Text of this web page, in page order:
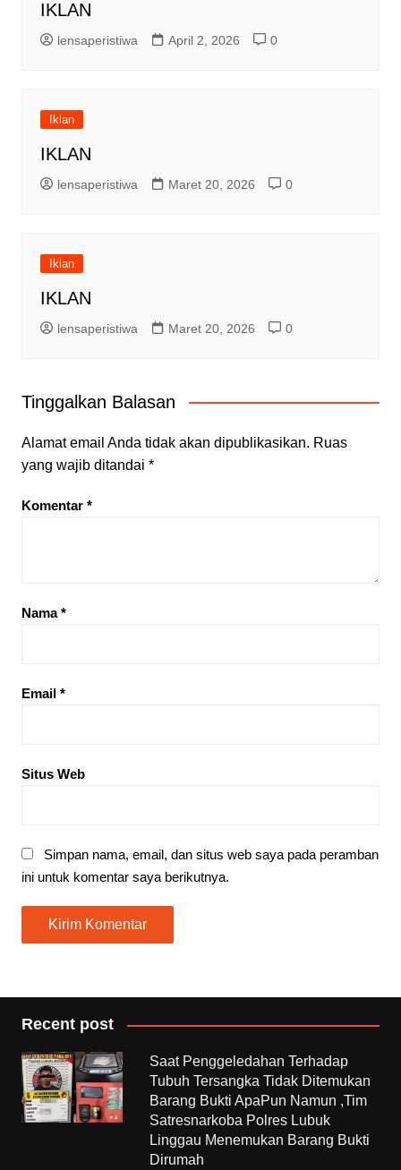
IKLAN
lensaperistiwa April 2, 2026 0
Iklan
IKLAN
lensaperistiwa Maret 20, 2026 0
Iklan
IKLAN
lensaperistiwa Maret 20, 2026 0
Tinggalkan Balasan
Alamat email Anda tidak akan dipublikasikan. Ruas
yang wajib ditandai *
Komentar *
Nama*
Email *
Situs Web
Simpan nama, email, dan situs web saya pada peramban
ini untuk komentar saya berikutnya.
Recent post
Saat Penggeledahan Terhadap
Tubuh Tersangka Tidak Ditemukan
Barang Bukti ApaPun Namun ,Tim
Satresnarkoba Polres Lubuk
Linggau Menemukan Barang Bukti
Dirumah